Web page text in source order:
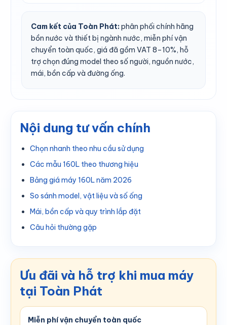
Cam kết của Toàn Phát: phân phối chính hãng
bồn nước và thiết bị ngành nước, miễn phí vận
chuyển toàn quốc, giá đã gồm VAT 8–10%, hỗ
trợ chọn đúng model theo số người, nguồn nước,
mái, bồn cấp và đường ống.
Nội dung tư vấn chính
Chọn nhanh theo nhu cầu sử dụng
Các mẫu 160L theo thương hiệu
Bảng giá máy 160L năm 2026
So sánh model, vật liệu và số ống
Mái, bồn cấp và quy trình lắp đặt
Câu hỏi thường gặp
Ưu đãi và hỗ trợ khi mua máy
tại Toàn Phát
Miễn phí vận chuyển toàn quốc